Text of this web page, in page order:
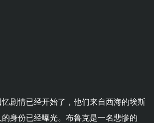
剧情已经开始了，他们来自西海的埃斯
身份已经曝光。布鲁克是一名悲惨的